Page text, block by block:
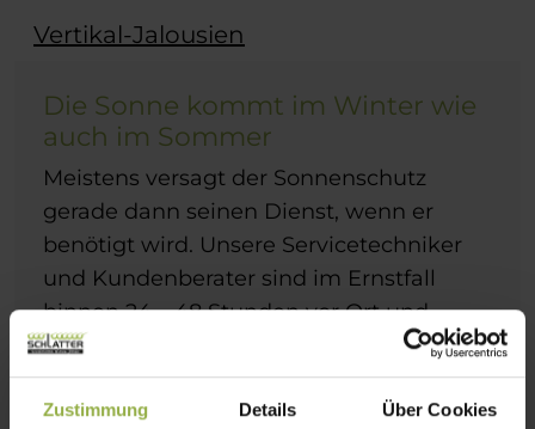
Zustimmung Details Über Cookies
Vertikal-Jalousien
Die Sonne kommt im Winter wie
auch im Sommer
Meistens versagt der Sonnenschutz
gerade dann seinen Dienst, wenn er
benötigt wird. Unsere Servicetechniker
und Kundenberater sind im Ernstfall
binnen 24 – 48 Stunden vor Ort und
erkennen die Schadensursachen vieler
Sonnenschutzanlagen meist sofort.
Durch unsere engen Kontakte zu allen